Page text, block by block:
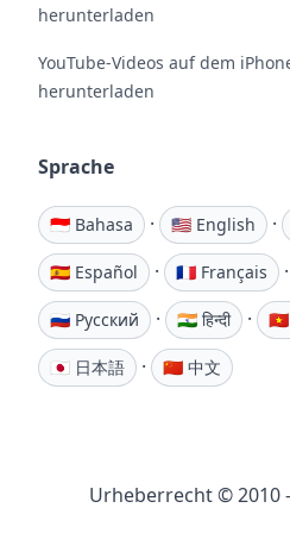
herunterladen
YouTube-Videos auf dem
herunterladen
Sprache
🇮🇩 Bahasa · 🇺🇸 English ·
🇪🇸 Español · 🇫🇷 Français ·
🇷🇺 Русский · 🇮🇳 हिन्दी ·
🇯🇵 日本語 · 🇨🇳 中文
Urheberrecht © 2010